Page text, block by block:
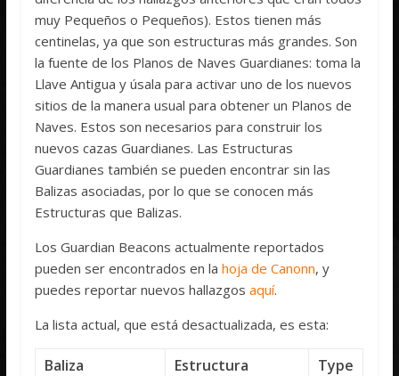
muy Pequeños o Pequeños). Estos tienen más
centinelas, ya que son estructuras más grandes. Son
la fuente de los Planos de Naves Guardianes: toma la
Llave Antigua y úsala para activar uno de los nuevos
sitios de la manera usual para obtener un Planos de
Naves. Estos son necesarios para construir los
nuevos cazas Guardianes. Las Estructuras
Guardianes también se pueden encontrar sin las
Balizas asociadas, por lo que se conocen más
Estructuras que Balizas.
Los Guardian Beacons actualmente reportados
pueden ser encontrados en lahoja de Canonn, y
puedes reportar nuevos hallazgosaquí.
La lista actual, que está desactualizada, es esta:
Baliza Estructura Type